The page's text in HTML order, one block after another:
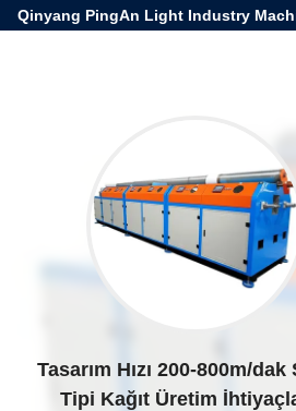
Qinyang PingAn Light Industry
Tasarım Hızı 200-800m/dak
Tipi Kağıt Üretim